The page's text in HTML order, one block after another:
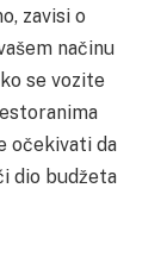
zavisi o
načinu
se vozite
očekivati da
dio budžeta